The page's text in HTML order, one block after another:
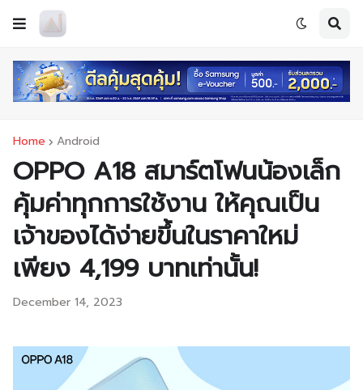
Home Android
OPPO A18 สมาร์ตโฟนน้องเล็ก
คุ้มค่าทุกการใช้งาน ให้คุณเป็น
เจ้าของได้ง่ายขึ้นในราคาใหม่
เพียง 4,199 บาทเท่านั้น!
December 14, 2023